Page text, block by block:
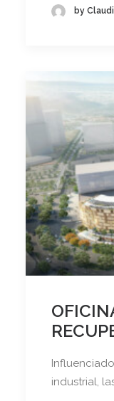
by
industrial,